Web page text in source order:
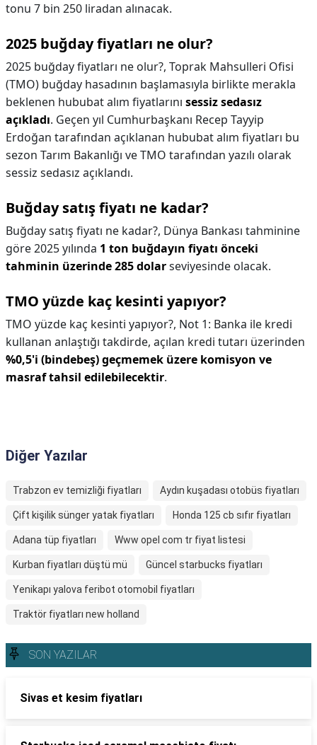
tonu 7 bin 250 liradan alınacak.
2025 buğday fiyatları ne olur?
2025 buğday fiyatları ne olur?, Toprak Mahsulleri Ofisi
(TMO) buğday hasadının başlamasıyla birlikte merakla
beklenen hububat alım fiyatlarını sessiz sedasız
açıkladı. Geçen yıl Cumhurbaşkanı Recep Tayyip
Erdoğan tarafından açıklanan hububat alım fiyatları bu
sezon Tarım Bakanlığı ve TMO tarafından yazılı olarak
sessiz sedasız açıklandı.
Buğday satış fiyatı ne kadar?
Buğday satış fiyatı ne kadar?, Dünya Bankası tahminine
göre 2025 yılında 1 ton buğdayın fiyatı önceki
tahminin üzerinde 285 dolarseviyesinde olacak.
TMO yüzde kaç kesinti yapıyor?
TMO yüzde kaç kesinti yapıyor?, Not 1: Banka ile kredi
kullanan anlaştığı takdirde, açılan kredi tutarı üzerinden
%0,5'i (bindebeş) geçmemek üzere komisyon ve
masraf tahsil edilebilecektir.
Diğer Yazılar
Trabzon ev temizliği fiyatları Aydın kuşadası otobüs fiyatları
Çift kişilik sünger yatak fiyatları Honda 125 cb sıfır fiyatları
Adana tüp fiyatları Www opel com tr fiyat listesi
Kurban fiyatları düştü mü Güncel starbucks fiyatları
Yenikapı yalova feribot otomobil fiyatları
Traktör fiyatları new holland
SON YAZILAR
Sivas et kesim fiyatları